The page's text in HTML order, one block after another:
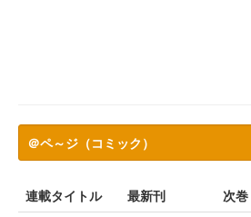
＠ペ～ジ（コミック）
連載タイトル 最新刊
次巻